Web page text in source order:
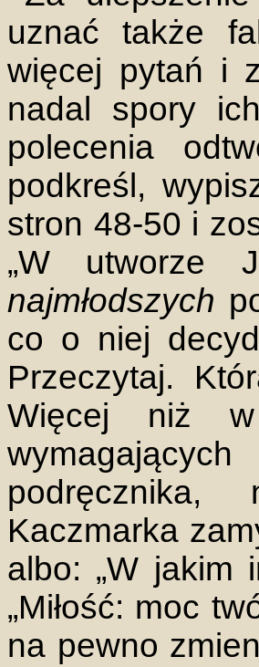
uznać także
więcej pytań i
nadal spory
polecenia
podkreśl,
stron 48-50 i
„W utworze
najmłodszych
co o niej
Przeczytaj.
Więcej niż
podręcznika,
Kaczmarka
albo: „W jakim
„Miłość: moc
na pewno